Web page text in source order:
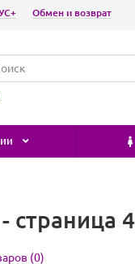
Обмен и возврат
страница 4
(0)